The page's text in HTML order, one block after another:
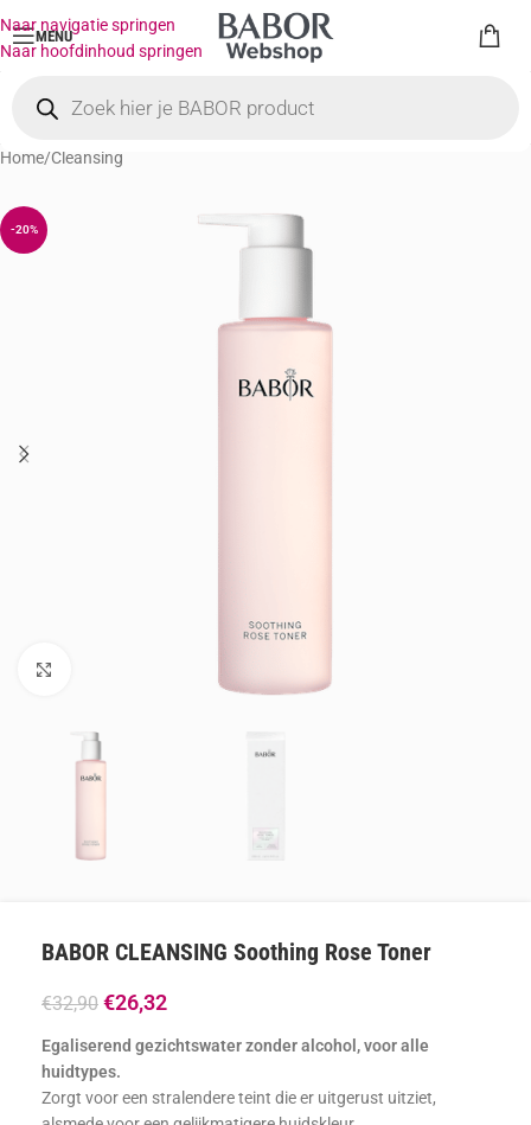
Naar navigatie springen
Naar hoofdinhoud springen
MENU
Home/Cleansing
-20%
BABOR CLEANSING Soothing Rose Toner
€32,90 €26,32
Egaliserend gezichtswater zonder alcohol, voor alle
huidtypes.
Zorgt voor een stralendere teint die er uitgerust uitziet,